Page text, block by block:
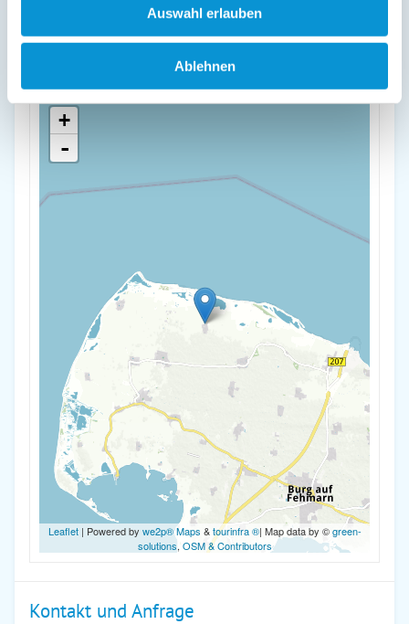
Auswahl erlauben
Ablehnen
Wenkendorf 36
+
-
Leaflet| Powered by we2p® Maps &tourinfra ®| Map data by ©green-
solutions, OSM & Contributors
Kontakt und Anfrage